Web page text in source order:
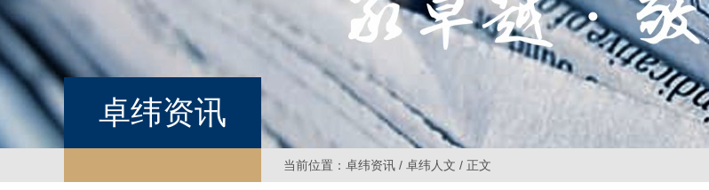
卓纬资讯
当前位置： 卓纬资讯 / 卓纬人文 / 正文